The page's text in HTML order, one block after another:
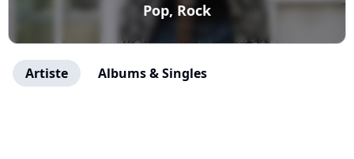
Pop, Rock
Artiste Albums & Singles